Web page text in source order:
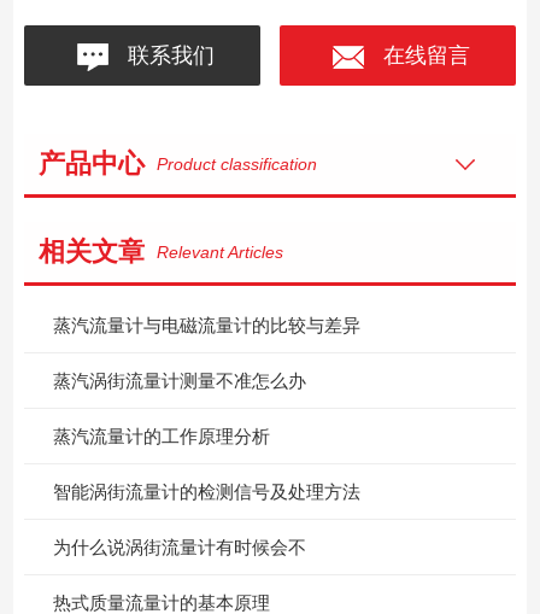
联系我们 在线留言
产品中心 Product classification
相关文章 Relevant Articles
蒸汽流量计与电磁流量计的比较与差异
蒸汽涡街流量计测量不准怎么办
蒸汽流量计的工作原理分析
智能涡街流量计的检测信号及处理方法
为什么说涡街流量计有时候会不
热式质量流量计的基本原理